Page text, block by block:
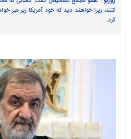
کنند، زیرا خواهند دید که خود آمریکا زیر میز
کرد.